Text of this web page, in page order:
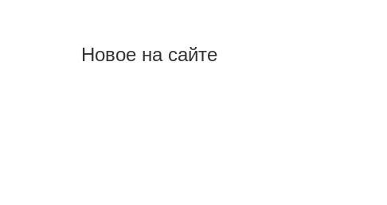
Новое на сайте